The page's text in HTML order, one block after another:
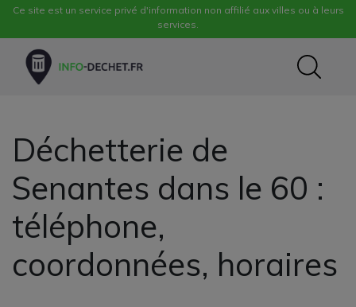
Ce site est un service privé d'information non affilié aux villes ou à leurs
services.
Déchetterie de
Senantes dans le 60 :
téléphone,
coordonnées, horaires